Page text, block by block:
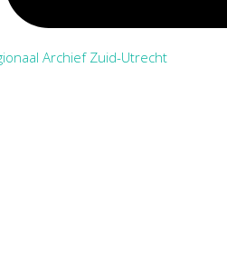
Archief Zuid-Utrecht